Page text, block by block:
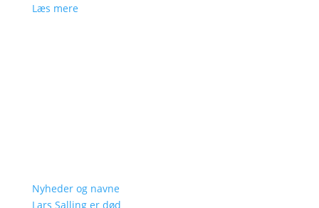
Læs mere
Nyheder og navne
Lars Salling er død